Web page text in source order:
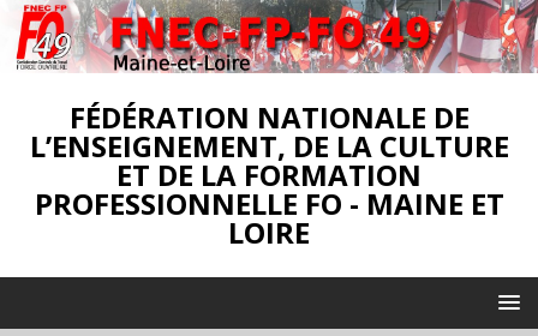
FÉDÉRATION NATIONALE DE
L’ENSEIGNEMENT, DE LA CULTURE
ET DE LA FORMATION
PROFESSIONNELLE FO - MAINE ET
LOIRE